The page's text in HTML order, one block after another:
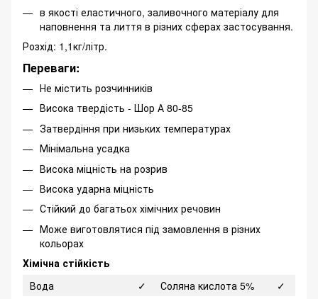
в якості еластичного, заливочного матеріалу для
наповнення та лиття в різних сферах застосування.
Розхід: 1,1кг/літр.
Переваги:
Не містить розчинників
Висока твердість - Шор А 80-85
Затвердіння при низьких температурах
Мінімальна усадка
Висока міцність на розрив
Висока ударна міцність
Стійкий до багатьох хімічних речовин
Може виготовлятися під замовлення в різних
кольорах
Хімічна стійкість
Вода
✓ Соляна кислота 5%
✓